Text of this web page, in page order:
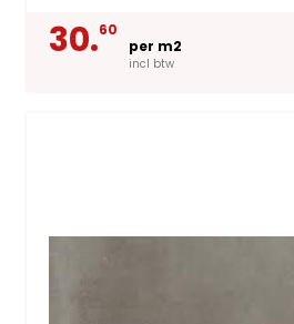
30.60
per m2
incl btw